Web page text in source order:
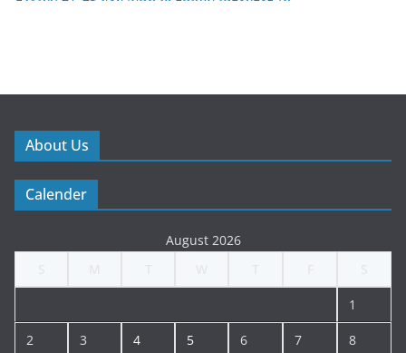
About Us
Calender
August 2026
1
2 3 4 5 6 7 8